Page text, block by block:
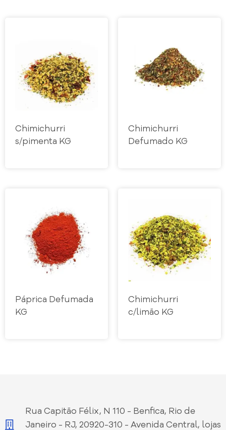
Chimichurri
s/pimenta KG
Chimichurri
Defumado KG
Páprica Defumada
KG
Chimichurri
c/limão KG
Rua Capitão Félix, N 110 - Benfica, Rio de
Janeiro - RJ, 20920-310 - Avenida Central, lojas